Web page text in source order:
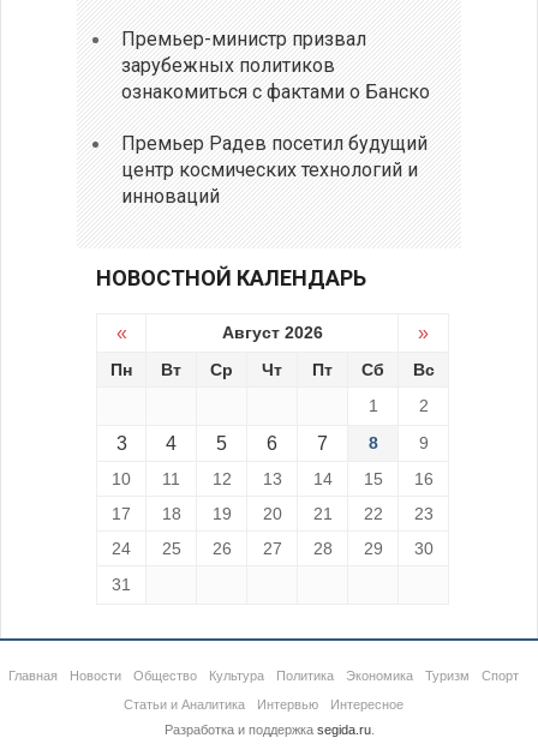
Премьер-министр призвал
зарубежных политиков
ознакомиться с фактами о Банско
Премьер Радев посетил будущий
центр космических технологий и
инноваций
НОВОСТНОЙ КАЛЕНДАРЬ
« Август 2026 »
Пн Вт Ср Чт Пт Сб
Вс
1
2
3 4 5 6 7 8
9
10
11 12 13 14 15
16
17
18 19 20 21 22
23
24
25 26 27 28 29
30
31
Главная Новости Общество Культура Политика Экономика Туризм
Спорт
Статьи и Аналитика
Интервью
Интересное
Разработка и поддержка segida.ru.